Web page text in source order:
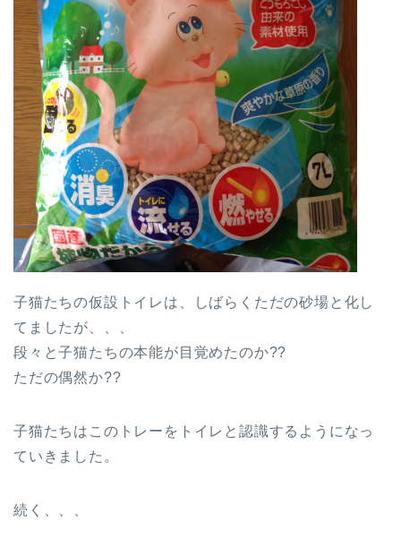
子猫たちの仮設トイレは、しばらくただの砂場と化し
てましたが、、、
段々と子猫たちの本能が目覚めたのか??
ただの偶然か??
子猫たちはこのトレーをトイレと認識するようになっ
ていきました。
続く、、、